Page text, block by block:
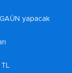
yapacak
TL